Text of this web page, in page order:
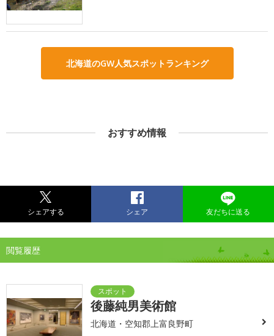
北海道のGW人気スポットランキング
おすすめ情報
シェアする シェア 友だちに送る
閲覧履歴
後藤純男美術館
北海道・空知郡上富良野町